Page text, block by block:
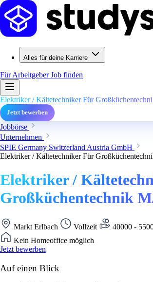
Alles für deine Karriere
Für ArbeitgeberJob finden
Elektriker / Kältetechniker Für
Jetzt bewerben
Jobbörse
Unternehmen
SPIE Germany Switzerland Austria GmbH
Elektriker / Kältetechniker Für
Elektriker /
Großküchentechnik
Markt Erlbach Vollzeit
40000 -
Kein Homeoffice möglich
Jetzt bewerben
Auf einen Blick